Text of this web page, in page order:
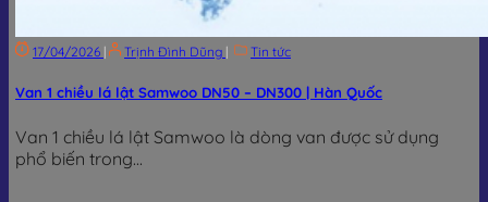
17/04/2026 | Trịnh Đình Dũng | Tin tức
Van 1 chiều lá lật Samwoo DN50 – DN300 | Hàn Quốc
Van 1 chiều lá lật Samwoo là dòng van được sử dụng
phổ biến trong...